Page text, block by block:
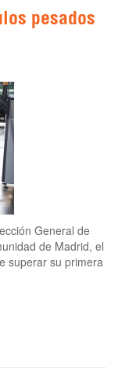
pesados
General de
de Madrid, el
superar su primera